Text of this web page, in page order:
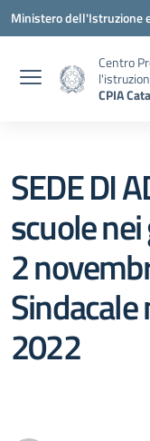
Vai ai contenuti
Vai al menu di navigazione
Vai al footer
Ministero dell'Istruzione
Centro
CPIA
SEDE DI
scuole
2
2022